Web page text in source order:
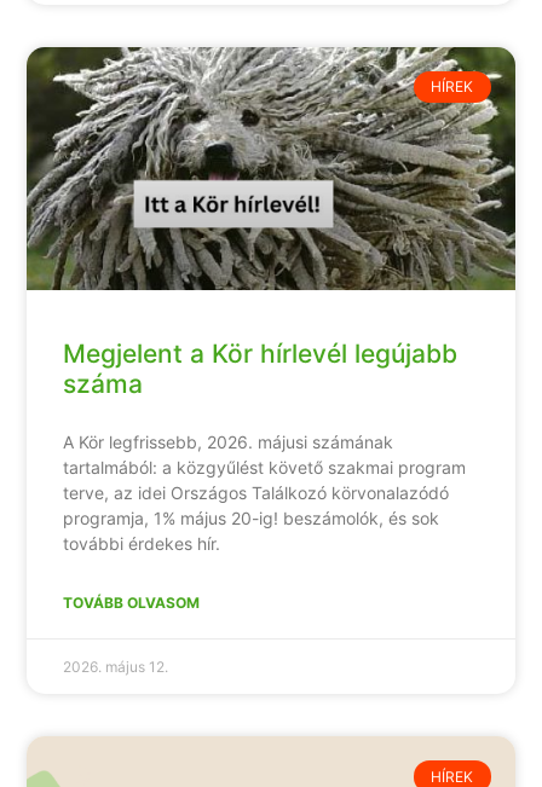
HÍREK
Megjelent a Kör hírlevél legújabb
száma
A Kör legfrissebb, 2026. májusi számának
tartalmából: a közgyűlést követő szakmai program
terve, az idei Országos Találkozó körvonalazódó
programja, 1% május 20-ig! beszámolók, és sok
további érdekes hír.
TOVÁBB OLVASOM
2026. május 12.
HÍREK